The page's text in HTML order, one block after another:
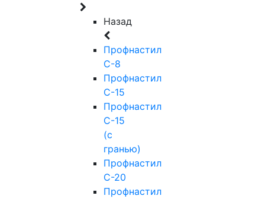
Назад
Профнастил
С-8
Профнастил
С-15
Профнастил
С-15
(с
гранью)
Профнастил
С-20
Профнастил